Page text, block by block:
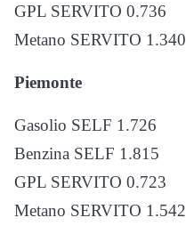
GPL SERVITO 0.736
Metano SERVITO 1.340
Piemonte
Gasolio SELF 1.726
Benzina SELF 1.815
GPL SERVITO 0.723
Metano SERVITO 1.542